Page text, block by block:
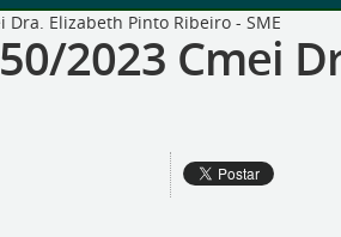
Dra. Elizabeth Pinto Ribeiro - SME
2023 Cmei